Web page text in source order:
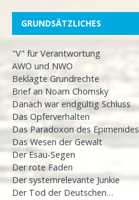
GRUNDSÄTZLICHES
"V" für Verantwortung
AWO und NWO
Beklagte Grundrechte
Brief an Noam Chomsky
Danach war endgültig Schluss
Das Opferverhalten
Das Paradoxon des Epimenides
Das Wesen der Gewalt
Der Esau-Segen
Der rote Faden
Der systemrelevante Junkie
Der Tod der Deutschen…